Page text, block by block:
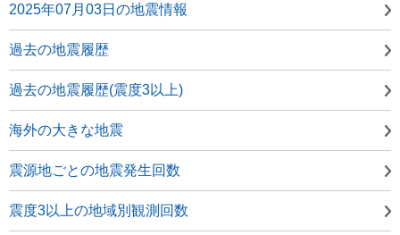
2025年07月03日の地震情報
過去の地震履歴
過去の地震履歴(震度3以上)
海外の大きな地震
震源地ごとの地震発生回数
震度3以上の地域別観測回数